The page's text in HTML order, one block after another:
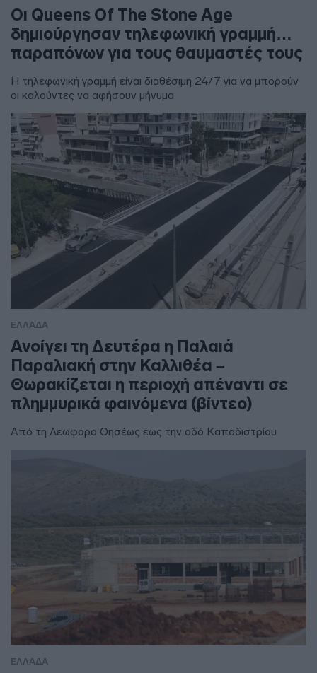
Οι Queens Of The Stone Age
δημιούργησαν τηλεφωνική γραμμή…
παραπόνων για τους θαυμαστές τους
Η τηλεφωνική γραμμή είναι διαθέσιμη 24/7 για να μπορούν
οι καλούντες να αφήσουν μήνυμα
ΕΛΛΑΔΑ
Ανοίγει τη Δευτέρα η Παλαιά
Παραλιακή στην Καλλιθέα –
Θωρακίζεται η περιοχή απέναντι σε
πλημμυρικά φαινόμενα (βίντεο)
Από τη Λεωφόρο Θησέως έως την οδό Καποδιστρίου
ΕΛΛΑΔΑ